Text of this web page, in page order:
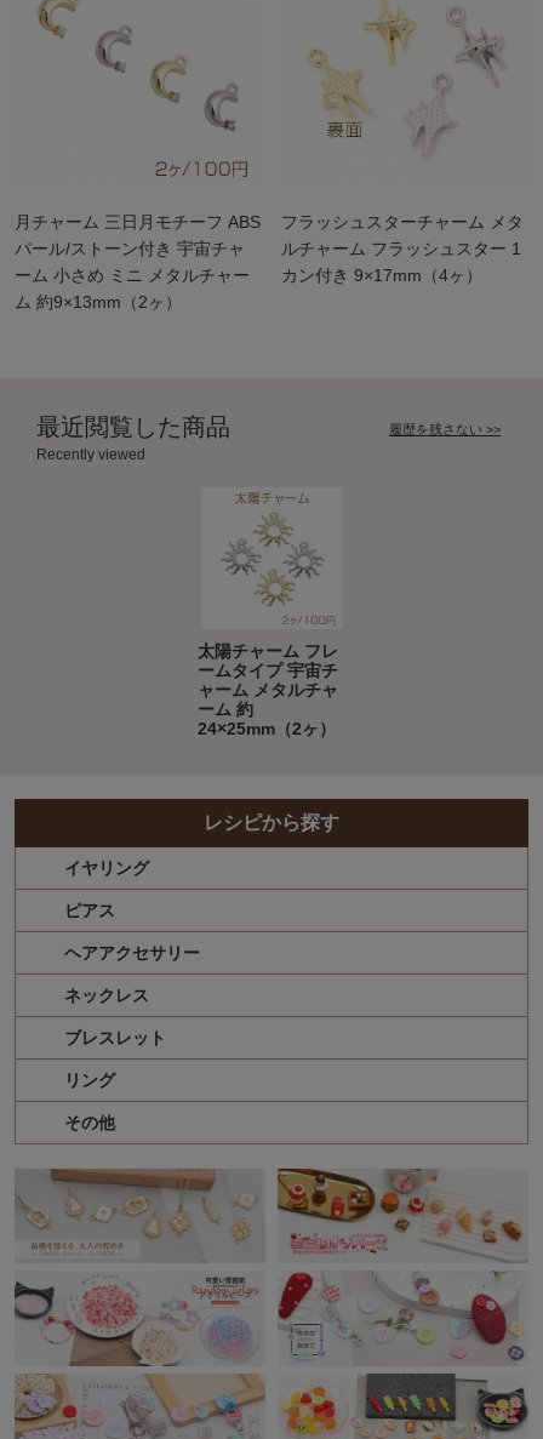
月チャーム 三日月モチーフ ABS
パール/ストーン付き 宇宙チャ
ーム 小さめ ミニ メタルチャー
ム 約9×13mm（2ヶ）
フラッシュスターチャーム メタ
ルチャーム フラッシュスター 1
カン付き 9×17mm（4ヶ）
最近閲覧した商品
Recently viewed
履歴を残さない >>
太陽チャーム フレ
ームタイプ 宇宙チ
ャーム メタルチャ
ーム 約
24×25mm（2ヶ）
レシピから探す
イヤリング
ピアス
ヘアアクセサリー
ネックレス
ブレスレット
リング
その他